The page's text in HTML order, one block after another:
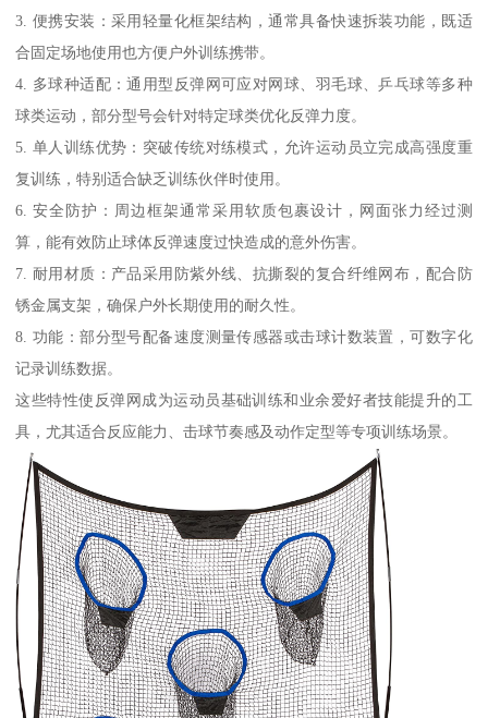
3. 便携安装：采用轻量化框架结构，通常具备快速拆装功能，既适
合固定场地使用也方便户外训练携带。
4. 多球种适配：通用型反弹网可应对网球、羽毛球、乒乓球等多种
球类运动，部分型号会针对特定球类优化反弹力度。
5. 单人训练优势：突破传统对练模式，允许运动员立完成高强度重
复训练，特别适合缺乏训练伙伴时使用。
6. 安全防护：周边框架通常采用软质包裹设计，网面张力经过测
算，能有效防止球体反弹速度过快造成的意外伤害。
7. 耐用材质：产品采用防紫外线、抗撕裂的复合纤维网布，配合防
锈金属支架，确保户外长期使用的耐久性。
8. 功能：部分型号配备速度测量传感器或击球计数装置，可数字化
记录训练数据。
这些特性使反弹网成为运动员基础训练和业余爱好者技能提升的工
具，尤其适合反应能力、击球节奏感及动作定型等专项训练场景。